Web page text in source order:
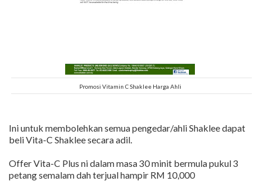
Promosi Vitamin C Shaklee Harga Ahli
Ini untuk membolehkan semua pengedar/ahli Shaklee dapat
beli Vita-C Shaklee secara adil.
Offer Vita-C Plus ni dalam masa 30 minit bermula pukul 3
petang semalam dah terjual hampir RM 10,000